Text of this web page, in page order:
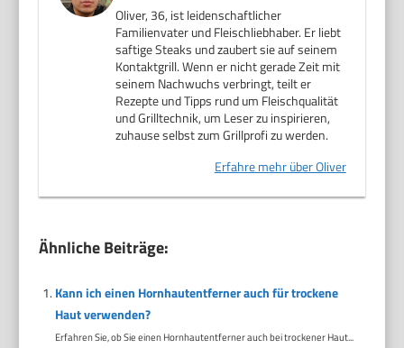
Oliver, 36, ist leidenschaftlicher
Familienvater und Fleischliebhaber. Er liebt
saftige Steaks und zaubert sie auf seinem
Kontaktgrill. Wenn er nicht gerade Zeit mit
seinem Nachwuchs verbringt, teilt er
Rezepte und Tipps rund um Fleischqualität
und Grilltechnik, um Leser zu inspirieren,
zuhause selbst zum Grillprofi zu werden.
Erfahre mehr über Oliver
Ähnliche Beiträge:
Kann ich einen Hornhautentferner auch für trockene
Haut verwenden?
Erfahren Sie, ob Sie einen Hornhautentferner auch bei trockener Haut...